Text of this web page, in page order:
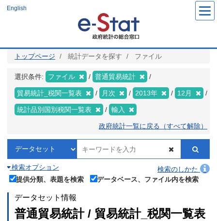
ツ
English
トップページ 統計データを探す ファイル
選択条件: ファイル 普通貿易統計
貿易統計_税関一覧表 月次 2013年 12月
統計品別国別税関一覧表 輸入
政府統計一覧に戻る（すべて解除）
検索オプション
検索のしかた
提供分類、表題を検索
データベース、ファイル内を検索
データセット情報
普通貿易統計 / 貿易統計_税関一覧表